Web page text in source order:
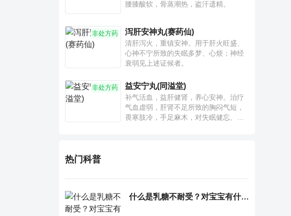
腰膝酸软，骨蒸潮热，盗汗遗精。
非处方药 泻肝安神丸(赛药仙)
清肝泻火，重镇安神。用于肝火旺盛、
心神不宁所致的失眠多梦、心烦；神经
衰弱见上述证候者。
非处方药 益安宁丸(同溢堂)
补气活血，益肝健肾，养心安神。治疗
气血虚弱，肝肾不足所致的胸闷气短，
畏寒肢冷，手足麻木，对失眠健忘、神
热门科普
什么是乳糖不耐受？对宝宝有什么影响？